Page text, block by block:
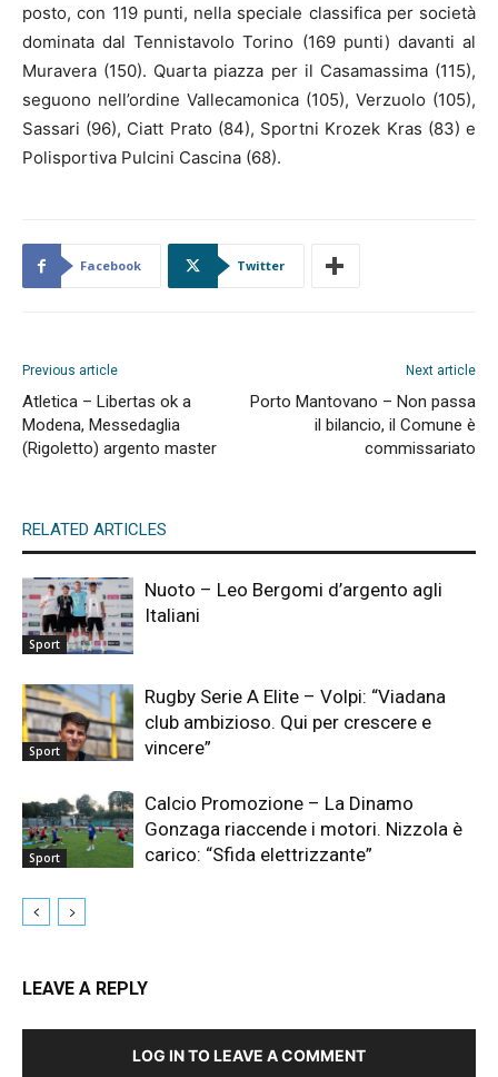
posto, con 119 punti, nella speciale classifica per società
dominata dal Tennistavolo Torino (169 punti) davanti al
Muravera (150). Quarta piazza per il Casamassima (115),
seguono nell’ordine Vallecamonica (105), Verzuolo (105),
Sassari (96), Ciatt Prato (84), Sportni Krozek Kras (83) e
Polisportiva Pulcini Cascina (68).
Facebook Twitter
Previous article
Atletica – Libertas ok a
Modena, Messedaglia
(Rigoletto) argento master
Next article
Porto Mantovano – Non passa
il bilancio, il Comune è
commissariato
RELATED ARTICLES
Sport
Nuoto – Leo Bergomi d’argento agli
Italiani
Sport
Rugby Serie A Elite – Volpi: “Viadana
club ambizioso. Qui per crescere e
vincere”
Sport
Calcio Promozione – La Dinamo
Gonzaga riaccende i motori. Nizzola è
carico: “Sfida elettrizzante”
LEAVE A REPLY
LOG IN TO LEAVE A COMMENT